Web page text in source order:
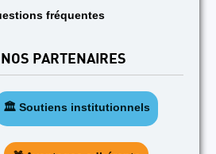
fréquentes
NOS PARTENAIRES
🏛️ Soutiens institutionnels